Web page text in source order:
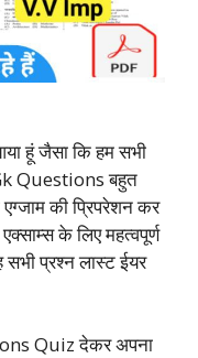
n
k
हूं जैसा कि हम सभी
Questions बहुत
की प्रिपरेशन कर
के लिए महत्वपूर्ण
प्रश्न लास्ट ईयर
Quiz देकर अपना